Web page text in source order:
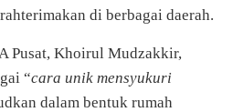
di berbagai daerah.
Pusat, Khoirul Mudzakkir,
“cara unik mensyukuri
dalam bentuk rumah